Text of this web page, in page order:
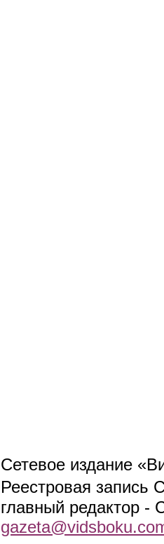
Сетевое издание
Реестровая запись
главный редактор